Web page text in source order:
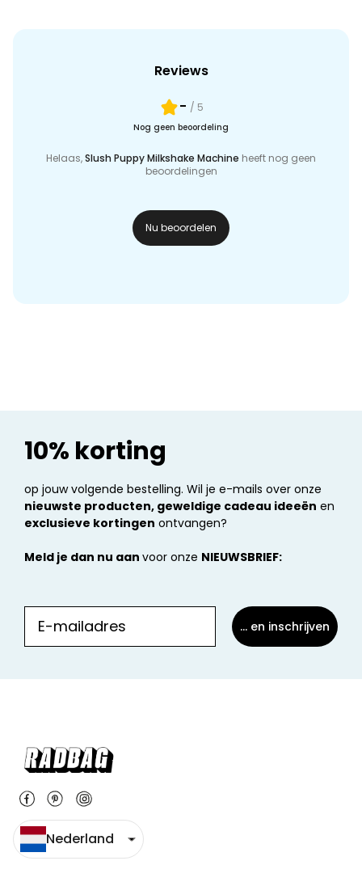
Reviews
- / 5
Nog geen beoordeling
Helaas,Slush Puppy Milkshake Machine heeft nog geen
beoordelingen
Nu beoordelen
10% korting
op jouw volgende bestelling. Wil je e-mails over onze
nieuwste producten, geweldige cadeau ideeën en
exclusieve kortingen ontvangen?
Meld je dan nu aan voor onze NIEUWSBRIEF:
... en inschrijven
Nederland